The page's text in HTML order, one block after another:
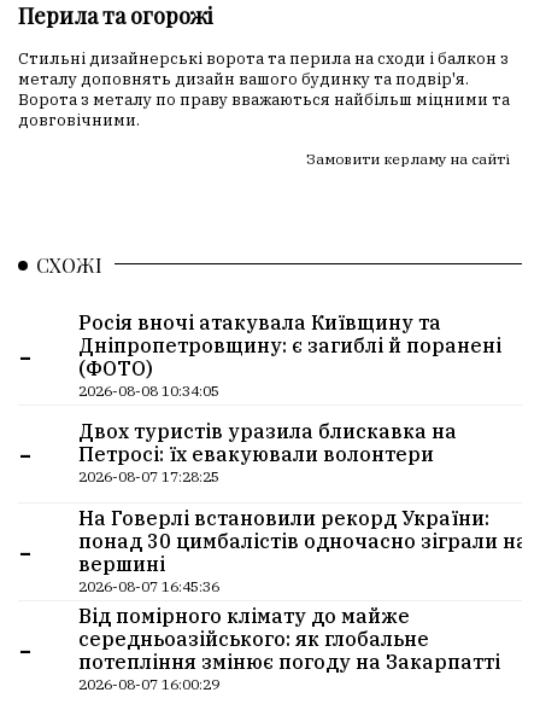
Перила та огорожі
Стильні дизайнерські ворота та перила на сходи і балкон з
металу доповнять дизайн вашого будинку та подвір'я.
Ворота з металу по праву вважаються найбільш міцними та
довговічними.
Замовити керламу на сайті
СХОЖІ
-
Росія вночі атакувала Київщину та
Дніпропетровщину: є загиблі й поранені
(ФОТО)
2026-08-08 10:34:05
-
Двох туристів уразила блискавка на
Петросі: їх евакуювали волонтери
2026-08-07 17:28:25
-
На Говерлі встановили рекорд України:
понад 30 цимбалістів одночасно зіграли на
вершині
2026-08-07 16:45:36
-
Від помірного клімату до майже
середньоазійського: як глобальне
потепління змінює погоду на Закарпатті
2026-08-07 16:00:29